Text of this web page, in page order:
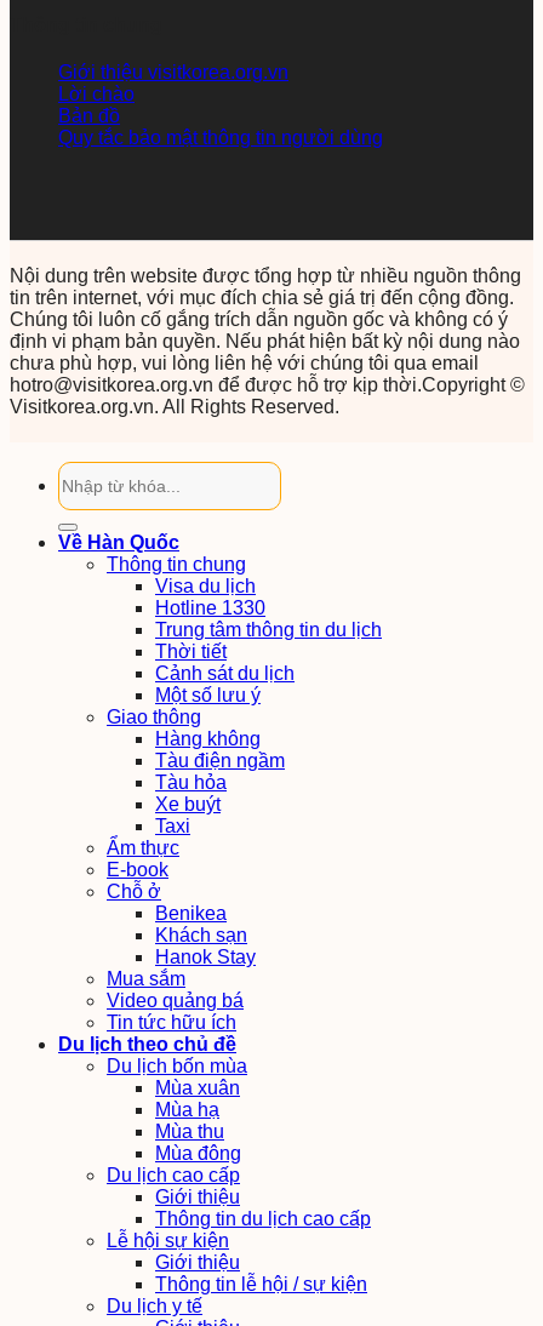
Giới thiệu visitkorea.org.vn
Lời chào
Bản đồ
Quy tắc bảo mật thông tin người dùng
Nội dung trên website được tổng hợp từ nhiều nguồn thông
tin trên internet, với mục đích chia sẻ giá trị đến cộng đồng.
Chúng tôi luôn cố gắng trích dẫn nguồn gốc và không có ý
định vi phạm bản quyền. Nếu phát hiện bất kỳ nội dung nào
chưa phù hợp, vui lòng liên hệ với chúng tôi qua email
hotro@visitkorea.org.vn để được hỗ trợ kịp thời.Copyright ©
Visitkorea.org.vn. All Rights Reserved.
Về Hàn Quốc
Thông tin chung
Visa du lịch
Hotline 1330
Trung tâm thông tin du lịch
Thời tiết
Cảnh sát du lịch
Một số lưu ý
Giao thông
Hàng không
Tàu điện ngầm
Tàu hỏa
Xe buýt
Taxi
Ẩm thực
E-book
Chỗ ở
Benikea
Khách sạn
Hanok Stay
Mua sắm
Video quảng bá
Tin tức hữu ích
Du lịch theo chủ đề
Du lịch bốn mùa
Mùa xuân
Mùa hạ
Mùa thu
Mùa đông
Du lịch cao cấp
Giới thiệu
Thông tin du lịch cao cấp
Lễ hội sự kiện
Giới thiệu
Thông tin lễ hội / sự kiện
Du lịch y tế